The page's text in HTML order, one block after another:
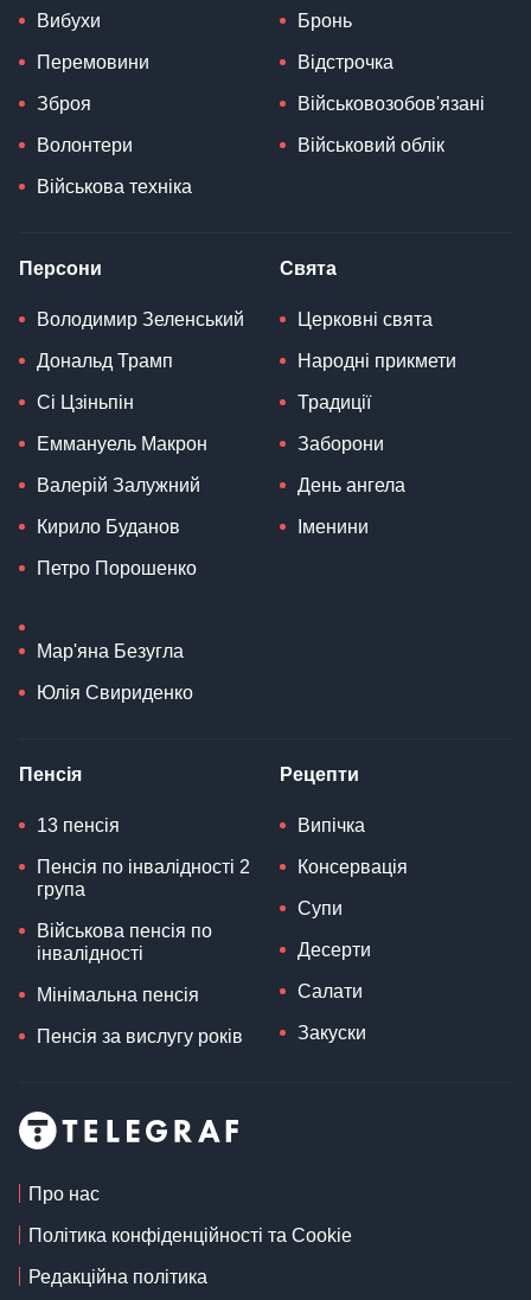
Вибухи
Перемовини
Зброя
Волонтери
Військова техніка
Бронь
Відстрочка
Військовозобов'язані
Військовий облік
Персони
Володимир Зеленський
Дональд Трамп
Сі Цзіньпін
Еммануель Макрон
Валерій Залужний
Кирило Буданов
Петро Порошенко
Мар'яна Безугла
Юлія Свириденко
Свята
Церковні свята
Народні прикмети
Традиції
Заборони
День ангела
Іменини
Пенсія
13 пенсія
Пенсія по інвалідності 2
група
Військова пенсія по
інвалідності
Мінімальна пенсія
Пенсія за вислугу років
Рецепти
Випічка
Консервація
Супи
Десерти
Салати
Закуски
Про нас
Політика конфіденційності та Cookie
Редакційна політика